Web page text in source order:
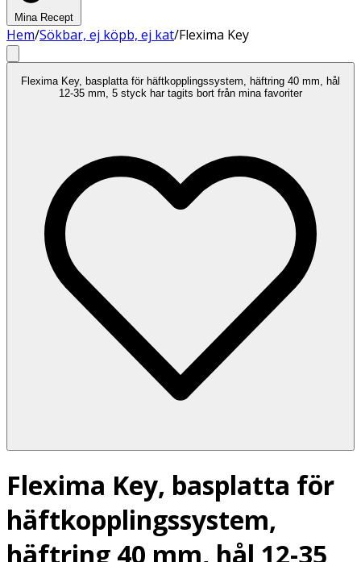
Mina Recept
Hem/Sökbar, ej köpb, ej kat/Flexima Key
Flexima Key, basplatta för häftkopplingssystem, häftring 40 mm, hål
12-35 mm, 5 styck har tagits bort från mina favoriter
Flexima Key, basplatta för
häftkopplingssystem,
häftring 40 mm, hål 12-35